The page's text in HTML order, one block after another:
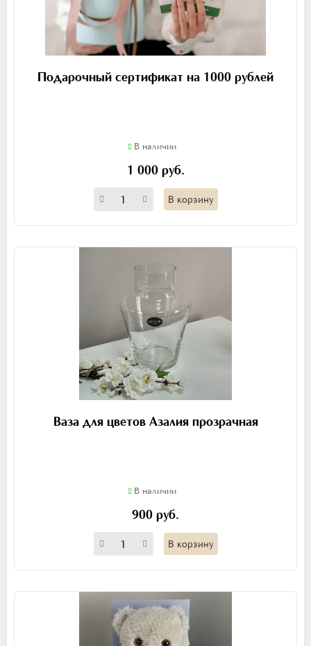
Подарочный сертификат на 1000 рублей
В наличии
1 000 руб.
В корзину
Ваза для цветов Азалия прозрачная
В наличии
900 руб.
В корзину